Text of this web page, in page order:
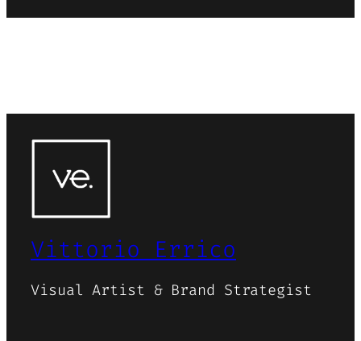
Vittorio Errico
Visual Artist & Brand Strategist